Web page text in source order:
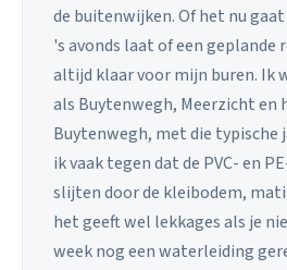
de buitenwijken. Of het nu
's avonds laat of een geplande
altijd klaar voor mijn buren. Ik
als Buytenwegh, Meerzicht en
Buytenwegh, met die typische
ik vaak tegen dat de PVC- en
slijten door de kleibodem,
het geeft wel lekkages als je
week nog een waterleiding